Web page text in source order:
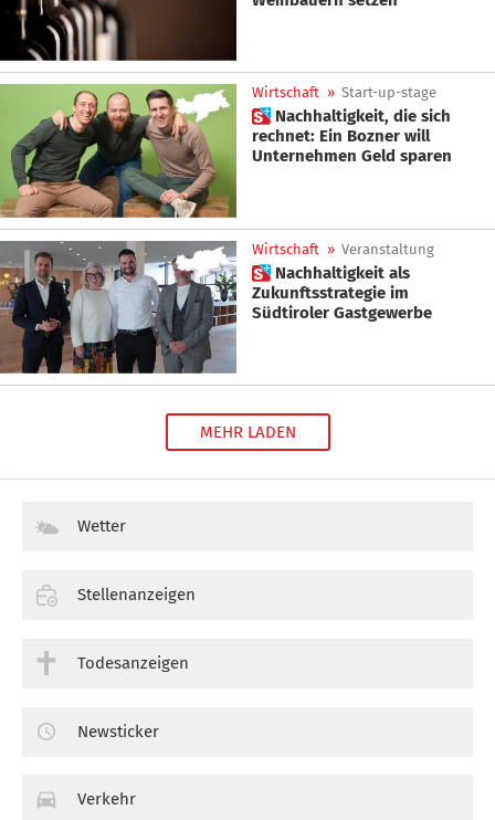
Wirtschaft » Start-up-stage
 Nachhaltigkeit, die sich
rechnet: Ein Bozner will
Unternehmen Geld sparen
Wirtschaft » Veranstaltung
 Nachhaltigkeit als
Zukunftsstrategie im
Südtiroler Gastgewerbe
MEHR LADEN
Wetter
Stellenanzeigen
Todesanzeigen
Newsticker
Verkehr